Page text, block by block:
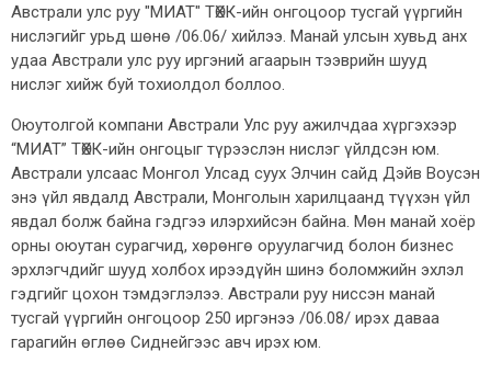
Австрали улс руу "МИАТ" ТӨХК-ийн онгоцоор тусгай үүргийн
нислэгийг урьд шөнө /06.06/ хийлээ. Манай улсын хувьд анх
удаа Австрали улс руу иргэний агаарын тээврийн шууд
нислэг хийж буй тохиолдол боллоо.
Оюутолгой компани Австрали Улс руу ажилчдаа хүргэхээр
“МИАТ” ТӨХК-ийн онгоцыг түрээслэн нислэг үйлдсэн юм.
Австрали улсаас Монгол Улсад суух Элчин сайд Дэйв Воусэн
энэ үйл явдалд Австрали, Монголын харилцаанд түүхэн үйл
явдал болж байна гэдгээ илэрхийсэн байна. Мөн манай хоёр
орны оюутан сурагчид, хөрөнгө оруулагчид болон бизнес
эрхлэгчдийг шууд холбох ирээдүйн шинэ боломжийн эхлэл
гэдгийг цохон тэмдэглэлээ. Австрали руу ниссэн манай
тусгай үүргийн онгоцоор 250 иргэнээ /06.08/ ирэх даваа
гарагийн өглөө Сиднейгээс авч ирэх юм.